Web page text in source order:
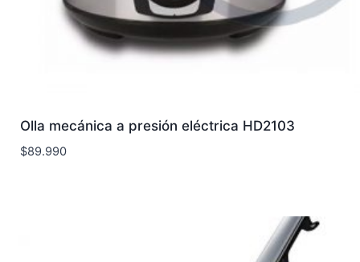
Olla mecánica a presión eléctrica HD2103
$89.990